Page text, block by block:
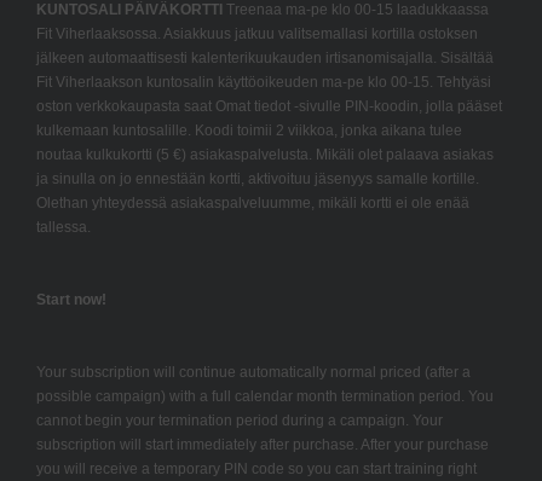
KUNTOSALI PÄIVÄKORTTI Treenaa ma-pe klo 00-15 laadukkaassa
Fit Viherlaaksossa. Asiakkuus jatkuu valitsemallasi kortilla ostoksen
jälkeen automaattisesti kalenterikuukauden irtisanomisajalla. Sisältää
Fit Viherlaakson kuntosalin käyttöoikeuden ma-pe klo 00-15. Tehtyäsi
oston verkkokaupasta saat Omat tiedot -sivulle PIN-koodin, jolla pääset
kulkemaan kuntosalille. Koodi toimii 2 viikkoa, jonka aikana tulee
noutaa kulkukortti (5 €) asiakaspalvelusta. Mikäli olet palaava asiakas
ja sinulla on jo ennestään kortti, aktivoituu jäsenyys samalle kortille.
Olethan yhteydessä asiakaspalveluumme, mikäli kortti ei ole enää
tallessa.
Start now!
Your subscription will continue automatically normal priced (after a
possible campaign) with a full calendar month termination period. You
cannot begin your termination period during a campaign. Your
subscription will start immediately after purchase. After your purchase
you will receive a temporary PIN code so you can start training right